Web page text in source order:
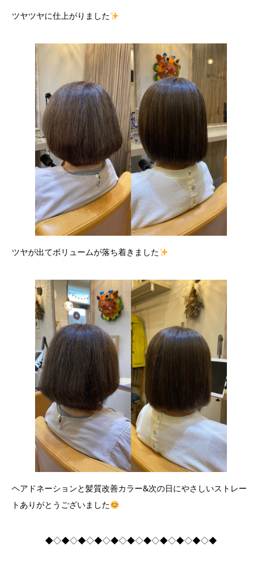
ツヤツヤに仕上がりました
ツヤが出てボリュームが落ち着きました
ヘアドネーションと髪質改善カラー&次の日にやさしいストレー
トありがとうございました
◆◇◆◇◆◇◆◇◆◇◆◇◆◇◆◇◆◇◆◇◆